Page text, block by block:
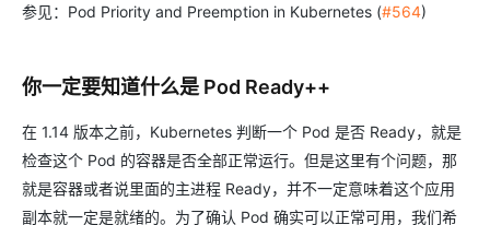
参见：Pod Priority and Preemption in Kubernetes (#564)
你一定要知道什么是 Pod Ready++
在 1.14 版本之前，Kubernetes 判断一个 Pod 是否 Ready，就是
检查这个 Pod 的容器是否全部正常运行。但是这里有个问题，那
就是容器或者说里面的主进程 Ready，并不一定意味着这个应用
副本就一定是就绪的。为了确认 Pod 确实可以正常可用，我们希